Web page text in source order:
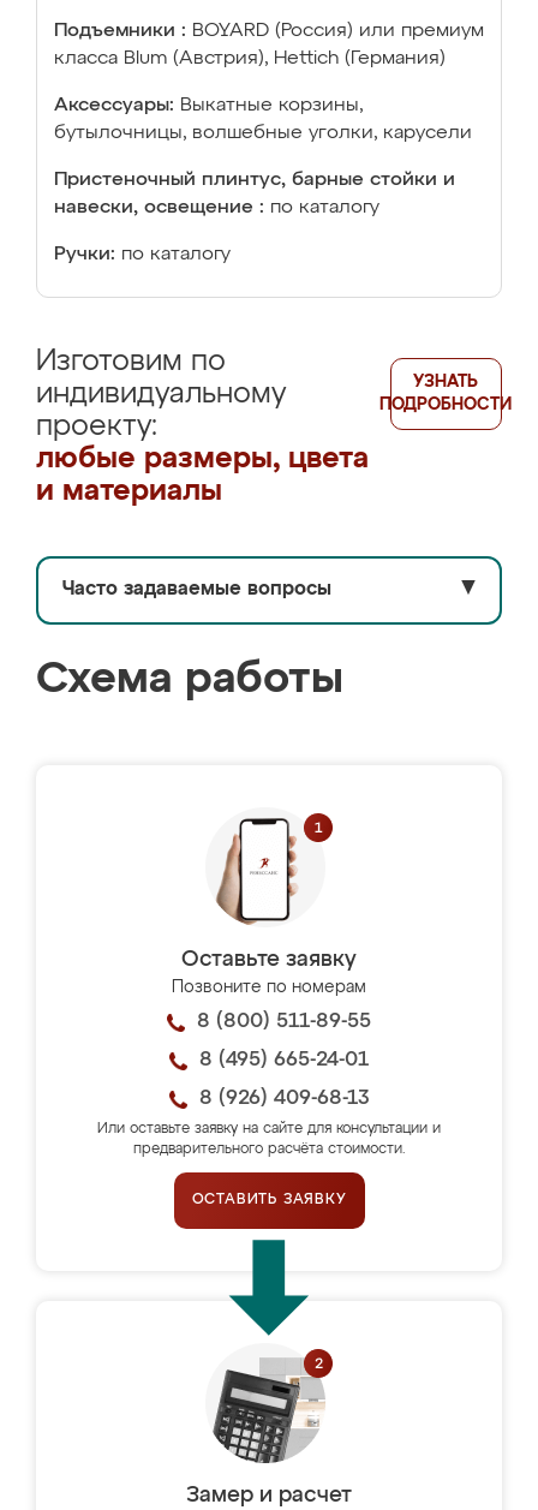
Подъемники : BOYARD (Россия) или премиум
класса Blum (Австрия), Hettich (Германия)
Аксессуары: Выкатные корзины,
бутылочницы, волшебные уголки, карусели
Пристеночный плинтус, барные стойки и
навески, освещение : по каталогу
Ручки: по каталогу
Изготовим по
индивидуальному
проекту:
любые размеры, цвета
и материалы
УЗНАТЬ
ПОДРОБНОСТИ
Часто задаваемые вопросы ▼
Схема работы
Оставьте заявку
Позвоните по номерам
8 (800) 511-89-55
8 (495) 665-24-01
8 (926) 409-68-13
Или оставьте заявку на сайте для консультации и
предварительного расчёта стоимости.
ОСТАВИТЬ ЗАЯВКУ
Замер и расчет